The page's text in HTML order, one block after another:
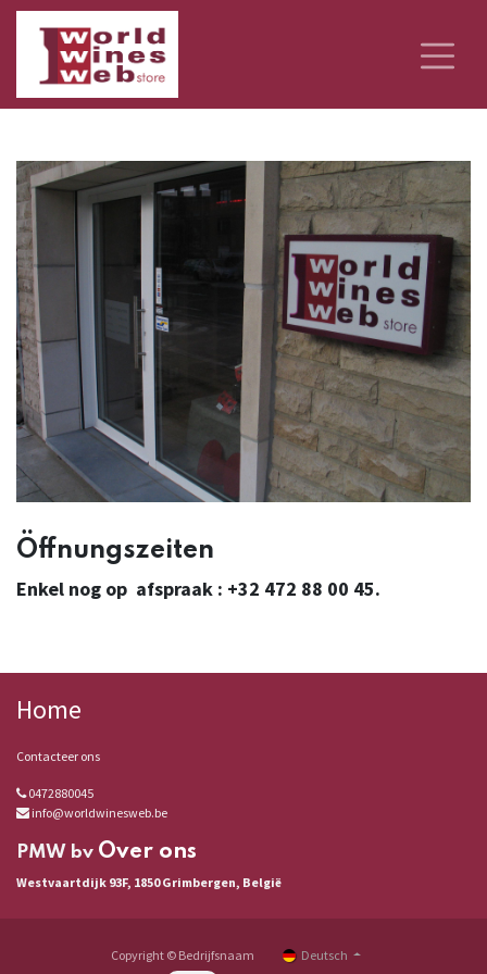
Öffnungszeiten
Enkel nog op afspraak : +32 472 88 00 45.
Home
Contacteer ons
0472880045
info@worldwinesweb.be
PMW bv Over ons
Westvaartdijk 93F, 1850 Grimbergen, België
Copyright © Bedrijfsnaam
Deutsch